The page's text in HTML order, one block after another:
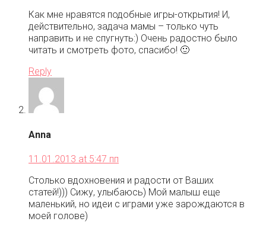
Как мне нравятся подобные игры-открытия! И,
действительно, задача мамы – только чуть
направить и не спугнуть:) Очень радостно было
читать и смотреть фото, спасибо! 🙂
Reply
Anna
11.01.2013 at 5:47 пп
Столько вдохновения и радости от Ваших
статей!))) Сижу, улыбаюсь) Мой малыш еще
маленький, но идеи с играми уже зарождаются в
моей голове)